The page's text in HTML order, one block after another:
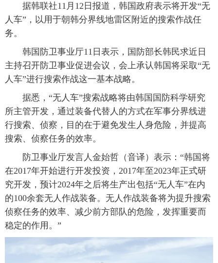
据韩联社11月12日报道，韩国政府表示将开发“无
人车”，以用于朝韩分界线地雷区附近的搜索作战任
务。
韩国防卫事业厅11日表示，国防部长韩民求近日
主持召开防卫事业促进会议，会上承认韩国将采取“无
人车”进行搜索作战这一基本战略。
据悉，“无人车”搜索战略将由韩国国防科学研究
所主管开发，通过装备代替人的方式在军事分界线进
行搜索、侦察，目的在于避免发生人身危险，并提高
搜索、侦察任务的效率。
防卫事业厅发言人金始哲（音译）表示：“韩国将
在2017年开始进行开发投资，2017年至2023年正式研
究开发，预计2024年之后将生产出包括“无人车”在内
的100余套无人作战装备。无人作战装备将为提升搜索
侦察任务的效率、减少前方部队的危险，发挥重要而
稳定的作用。”